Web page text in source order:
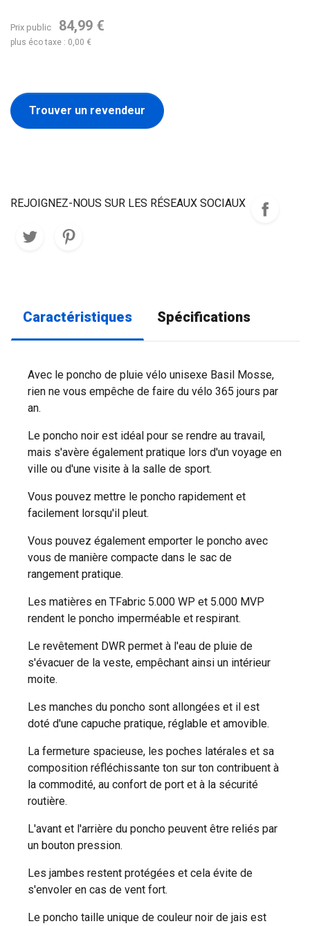
Prix public 84,99 €
plus éco taxe : 0,00 €
Trouver un revendeur
REJOIGNEZ-NOUS SUR LES RÉSEAUX SOCIAUX
Caractéristiques Spécifications
Avec le poncho de pluie vélo unisexe Basil Mosse,
rien ne vous empêche de faire du vélo 365 jours par
an.
Le poncho noir est idéal pour se rendre au travail,
mais s'avère également pratique lors d'un voyage en
ville ou d'une visite à la salle de sport.
Vous pouvez mettre le poncho rapidement et
facilement lorsqu'il pleut.
Vous pouvez également emporter le poncho avec
vous de manière compacte dans le sac de
rangement pratique.
Les matières en TFabric 5.000 WP et 5.000 MVP
rendent le poncho imperméable et respirant.
Le revêtement DWR permet à l'eau de pluie de
s'évacuer de la veste, empêchant ainsi un intérieur
moite.
Les manches du poncho sont allongées et il est
doté d'une capuche pratique, réglable et amovible.
La fermeture spacieuse, les poches latérales et sa
composition réfléchissante ton sur ton contribuent à
la commodité, au confort de port et à la sécurité
routière.
L'avant et l'arrière du poncho peuvent être reliés par
un bouton pression.
Les jambes restent protégées et cela évite de
s'envoler en cas de vent fort.
Le poncho taille unique de couleur noir de jais est